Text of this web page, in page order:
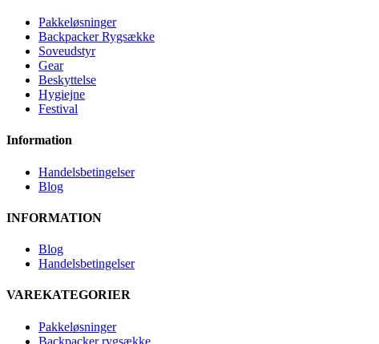
Pakkeløsninger
Backpacker Rygsække
Soveudstyr
Gear
Beskyttelse
Hygiejne
Festival
Information
Handelsbetingelser
Blog
INFORMATION
Blog
Handelsbetingelser
VAREKATEGORIER
Pakkeløsninger
Backpacker rygsække